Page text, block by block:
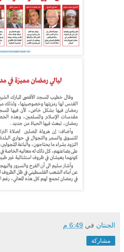
الجنتان في 6:49 م
مشاركة